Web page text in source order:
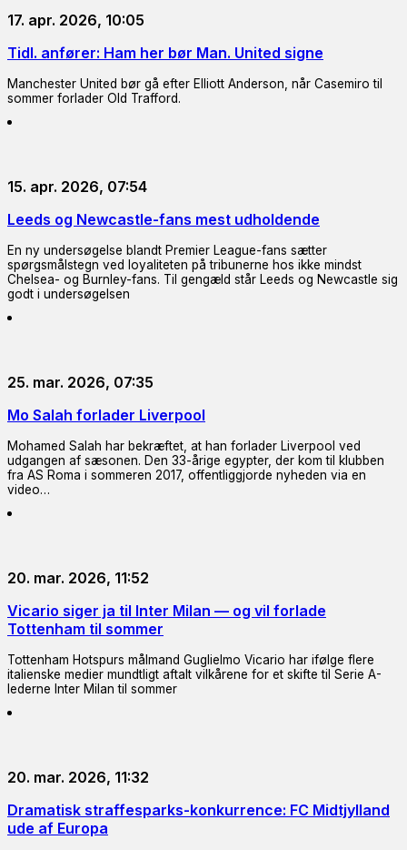
17. apr. 2026, 10:05
Tidl. anfører: Ham her bør Man. United signe
Manchester United bør gå efter Elliott Anderson, når Casemiro til
sommer forlader Old Trafford.
15. apr. 2026, 07:54
Leeds og Newcastle-fans mest udholdende
En ny undersøgelse blandt Premier League-fans sætter
spørgsmålstegn ved loyaliteten på tribunerne hos ikke mindst
Chelsea- og Burnley-fans. Til gengæld står Leeds og Newcastle sig
godt i undersøgelsen
25. mar. 2026, 07:35
Mo Salah forlader Liverpool
Mohamed Salah har bekræftet, at han forlader Liverpool ved
udgangen af sæsonen. Den 33-årige egypter, der kom til klubben
fra AS Roma i sommeren 2017, offentliggjorde nyheden via en
video…
20. mar. 2026, 11:52
Vicario siger ja til Inter Milan — og vil forlade
Tottenham til sommer
Tottenham Hotspurs målmand Guglielmo Vicario har ifølge flere
italienske medier mundtligt aftalt vilkårene for et skifte til Serie A-
lederne Inter Milan til sommer
20. mar. 2026, 11:32
Dramatisk straffesparks-konkurrence: FC Midtjylland
ude af Europa